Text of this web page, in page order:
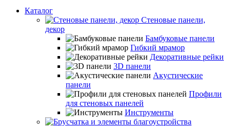
Каталог
Стеновые панели,
декор
Бамбуковые панели
Гибкий мрамор
Декоративные рейки
3D панели
Акустические
панели
Профили
для стеновых панелей
Инструменты